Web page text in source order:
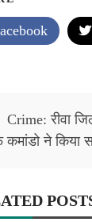
Crime: रीवा
कमांडो ने किया